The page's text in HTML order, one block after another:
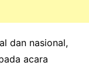
dan nasional,
acara